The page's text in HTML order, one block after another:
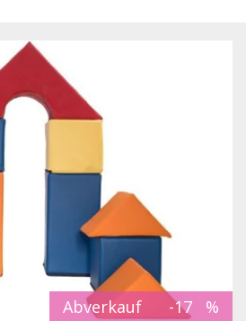
Abverkauf -17